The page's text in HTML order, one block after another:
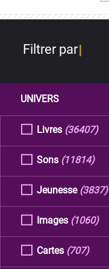
Filtrer par
UNIVERS
Livres (36407)
Sons (11814)
Jeunesse (3837)
Images (1060)
Cartes (707)